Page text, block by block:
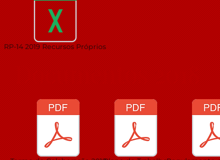
RP-14 2019 Recursos Próprios
Documentos 2018